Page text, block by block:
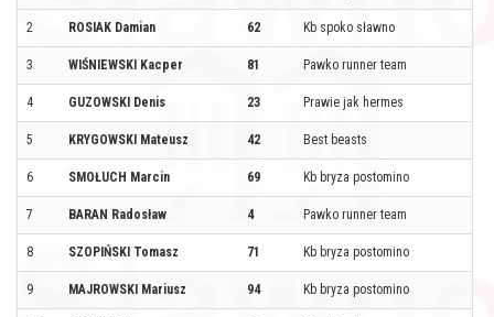
2 ROSIAK Damian 62 Kb spoko sławno
3 WIŚNIEWSKI Kacper 81 Pawko runner team
4 GUZOWSKI Denis 23 Prawie jak hermes
5 KRYGOWSKI Mateusz 42 Best beasts
6 SMOŁUCH Marcin 69 Kb bryza postomino
7 BARAN Radosław 4 Pawko runner team
8 SZOPIŃSKI Tomasz 71 Kb bryza postomino
9 MAJROWSKI Mariusz 94 Kb bryza postomino